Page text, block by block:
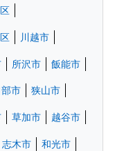
川越市
所沢市 飯能市
市 狭山市
草加市 越谷市
志木市 和光市